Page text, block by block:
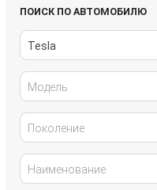
ПОИСК ПО АВТОМОБИЛЮ
Tesla
Модель
Поколение
Наименование